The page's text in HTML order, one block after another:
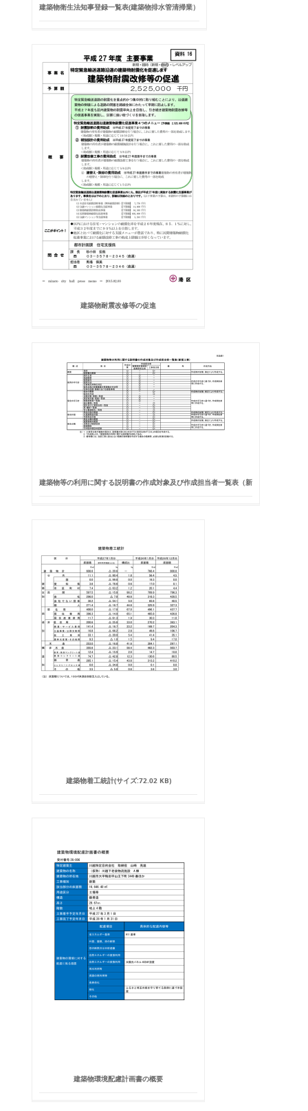
建築物衛生法知事登録一覧表(建築物排水管清掃業）
建築物耐震改修等の促進
建築物等の利用に関する説明書の作成対象及び作成担当者一覧表（新
建築物着工統計(サイズ:72.02 KB)
建築物環境配慮計画書の概要